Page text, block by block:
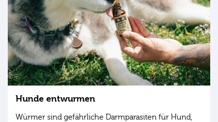
Hunde entwurmen
Würmer sind gefährliche Darmparasiten für Hund,